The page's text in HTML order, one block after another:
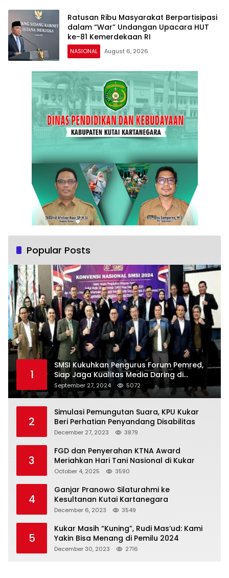
Ratusan Ribu Masyarakat Berpartisipasi
dalam “War” Undangan Upacara HUT
ke-81 Kemerdekaan RI
NASIONAL August 6, 2026
Popular Posts
1
SMSI Kukuhkan Pengurus Forum Pemred,
Siap Jaga Kualitas Media Daring di
Indonesia
September 27, 2024 5072
2
Simulasi Pemungutan Suara, KPU Kukar
Beri Perhatian Penyandang Disabilitas
December 27, 2023 3879
3
FGD dan Penyerahan KTNA Award
Meriahkan Hari Tani Nasional di Kukar
October 4, 2025 3590
4
Ganjar Pranowo Silaturahmi ke
Kesultanan Kutai Kartanegara
December 6, 2023 3549
5
Kukar Masih “Kuning”, Rudi Mas’ud: Kami
Yakin Bisa Menang di Pemilu 2024
December 30, 2023 2716